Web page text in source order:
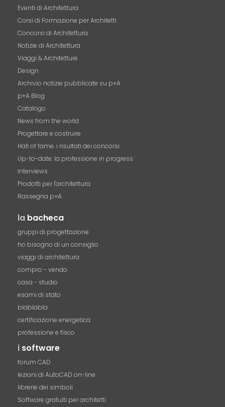
Eventi di Architettura
Corsi di Formazione per Architetti
Concorsi di Architettura
Notizie di Architettura
Viaggi & Architetture
Design
Archivio notizie pubblicate su p+A
p+A Blog
Catalogo
News from the world
Progettare e costruire
Hall of fame. i risultati dei concorsi
Up-to-date: la professione in progress
Interviews
Prodotti per l'architettura
Rassegna p+A
la bacheca
gruppi di progettazione
ho bisogno di un consiglio
viaggi di architettura
compro - vendo
casa - studio
esami di stato
blablabla
certificazione energetica
professione e fisco
i software
forum CAD
lezioni di AutoCAD on-line
librerie dei simboli
Software gratuiti per architetti